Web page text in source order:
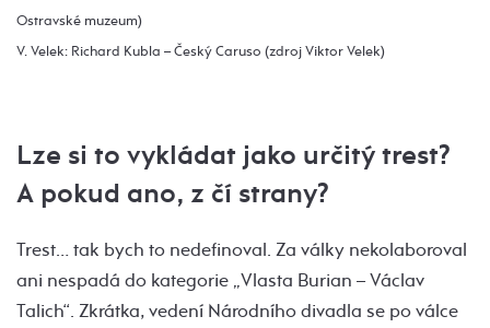
Ostravské muzeum)
V. Velek: Richard Kubla – Český Caruso (zdroj Viktor Velek)
Lze si to vykládat jako určitý trest?
A pokud ano, z čí strany?
Trest… tak bych to nedefinoval. Za války nekolaboroval
ani nespadá do kategorie „Vlasta Burian – Václav
Talich“. Zkrátka, vedení Národního divadla se po válce